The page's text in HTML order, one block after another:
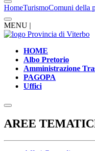
HomeTurismoComuni della
MENU |
HOME
Albo Pretorio
Amministrazione
PAGOPA
Uffici
AREE